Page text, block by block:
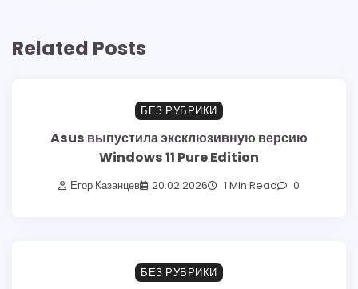
Related Posts
БЕЗ РУБРИКИ
Asus выпустила эксклюзивную версию
Windows 11 Pure Edition
Егор Казанцев 20.02.2026 1 Min Read 0
БЕЗ РУБРИКИ